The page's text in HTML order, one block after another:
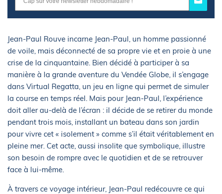
Jean-Paul Rouve incarne Jean-Paul, un homme passionné
de voile, mais déconnecté de sa propre vie et en proie à une
crise de la cinquantaine. Bien décidé à participer à sa
manière à la grande aventure du Vendée Globe, il s’engage
dans Virtual Regatta, un jeu en ligne qui permet de simuler
la course en temps réel. Mais pour Jean-Paul, l’expérience
doit aller au-delà de l’écran : il décide de se retirer du monde
pendant trois mois, installant un bateau dans son jardin
pour vivre cet « isolement » comme s’il était véritablement en
pleine mer. Cet acte, aussi insolite que symbolique, illustre
son besoin de rompre avec le quotidien et de se retrouver
face à lui-même.
À travers ce voyage intérieur, Jean-Paul redécouvre ce qui